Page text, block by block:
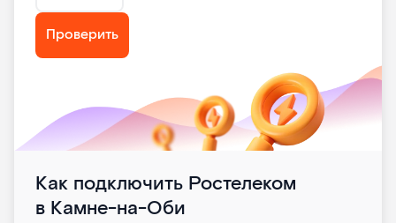
Проверить
Как подключить Ростелеком
в Камне-на-Оби